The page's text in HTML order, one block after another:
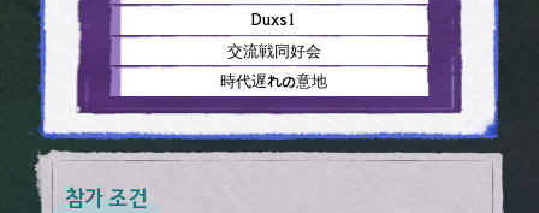
Duxs1
交流戦同好会
時代遅れの意地
참가 조건​